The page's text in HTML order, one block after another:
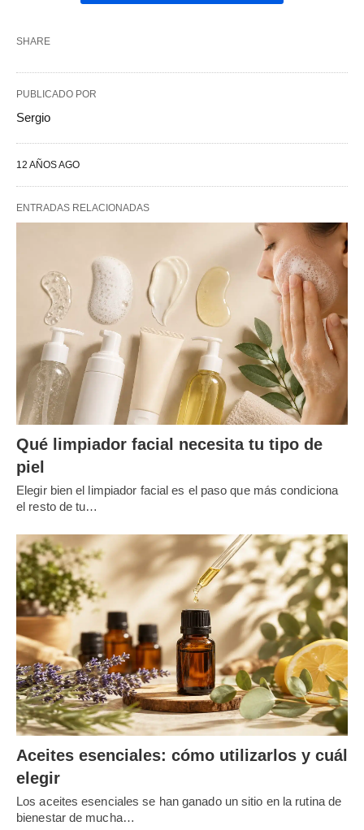
SHARE
PUBLICADO POR
Sergio
12 AÑOS AGO
ENTRADAS RELACIONADAS
Qué limpiador facial necesita tu tipo de
piel
Elegir bien el limpiador facial es el paso que más condiciona
el resto de tu…
Aceites esenciales: cómo utilizarlos y cuál
elegir
Los aceites esenciales se han ganado un sitio en la rutina de
bienestar de mucha…